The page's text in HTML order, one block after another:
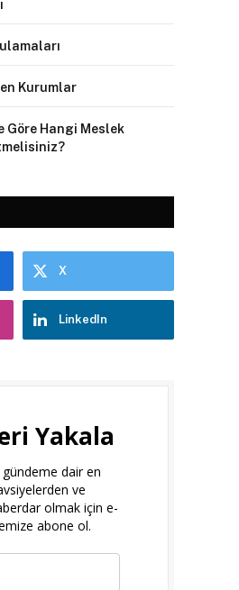
Kurumlar
Göre Hangi Meslek
X
LinkedIn
Yakala
dair en
ve
olmak için e-
abone ol.